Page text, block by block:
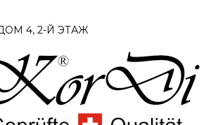
4, 2-Й ЭТАЖ